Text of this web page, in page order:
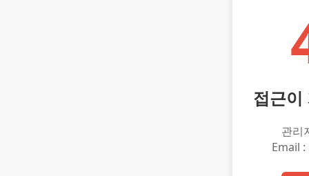
접근이
관리
Email